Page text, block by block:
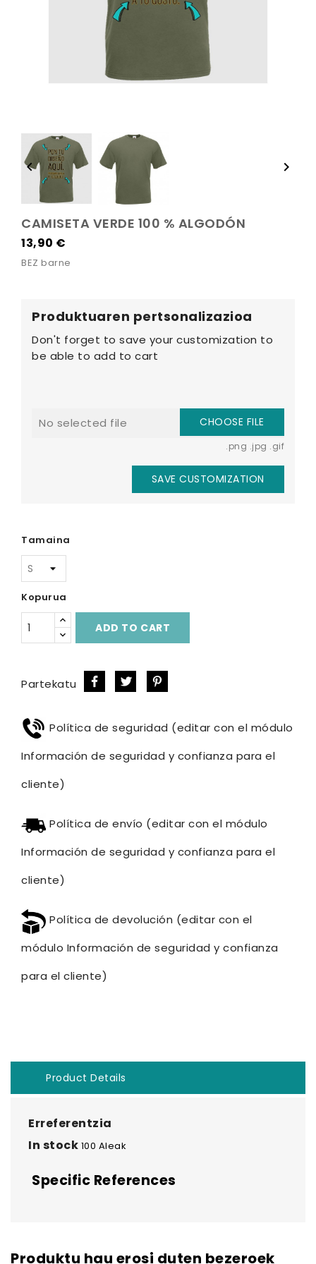
 
CAMISETA VERDE 100 % ALGODÓN
13,90 €
BEZ barne
Produktuaren pertsonalizazioa
Don't forget to save your customization to
be able to add to cart
No selected file CHOOSE FILE
.png .jpg .gif
SAVE CUSTOMIZATION
Tamaina
Kopurua
ADD TO CART
Partekatu
Política de seguridad (editar con el módulo
Información de seguridad y confianza para el
cliente)
Política de envío (editar con el módulo
Información de seguridad y confianza para el
cliente)
Política de devolución (editar con el
módulo Información de seguridad y confianza
para el cliente)
Product Details
Erreferentzia
In stock 100 Aleak
Specific References
Produktu hau erosi duten bezeroek